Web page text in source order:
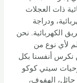
ذات العجلات
ودراجة
ودراجة الطريق الكهربائية. نحن
لأي نوع من
نكرس أنفسنا بكل
سيتي كوكو
حائل، الهفوف،